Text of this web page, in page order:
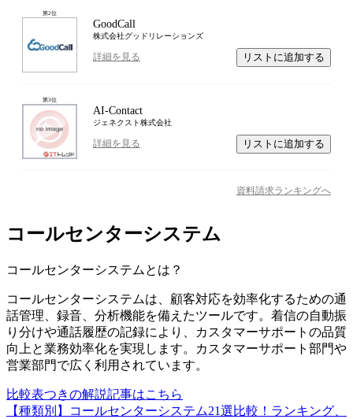
第2位
GoodCall
株式会社グッドリレーションズ
詳細を見る リストに追加する
第3位
AI-Contact
ジェネクスト株式会社
詳細を見る リストに追加する
資料請求ランキングへ
コールセンターシステム
コールセンターシステム とは？
コールセンターシステムは、顧客対応を効率化するための通
話管理、録音、分析機能を備えたツールです。着信の自動振
り分けや通話履歴の記録により、カスタマーサポートの品質
向上と業務効率化を実現します。カスタマーサポート部門や
営業部門で広く利用されています。
比較表つきの解説記事はこちら
【種類別】コールセンターシステム21選比較！ランキング、